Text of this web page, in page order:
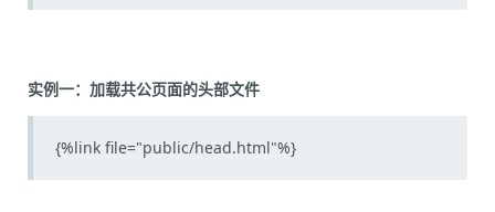
实例一：加载共公页面的头部文件
{%link file="public/head.html"%}